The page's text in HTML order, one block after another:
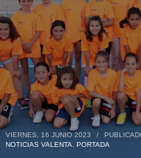
VIERNES, 16 JUNIO 2023 /
NOTICIAS VALENTA
PORTADA